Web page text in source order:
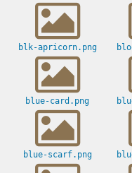
blk-apricorn.png
blue-card.png
blue-scarf.png